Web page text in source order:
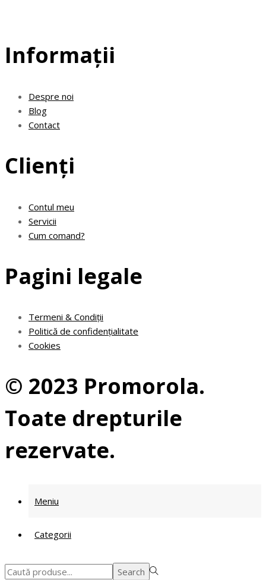
Informații
Despre noi
Blog
Contact
Clienți
Contul meu
Servicii
Cum comand?
Pagini legale
Termeni & Condiții
Politică de confidențialitate
Cookies
© 2023 Promorola.
Toate drepturile
rezervate.
Meniu
Categorii
Search
Search